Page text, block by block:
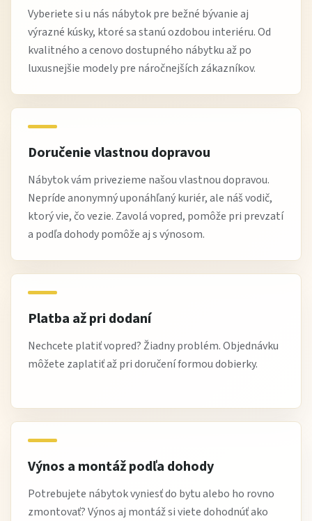
Vyberiete si u nás nábytok pre bežné bývanie aj
výrazné kúsky, ktoré sa stanú ozdobou interiéru. Od
kvalitného a cenovo dostupného nábytku až po
luxusnejšie modely pre náročnejších zákazníkov.
Doručenie vlastnou dopravou
Nábytok vám privezieme našou vlastnou dopravou.
Nepríde anonymný uponáhľaný kuriér, ale náš vodič,
ktorý vie, čo vezie. Zavolá vopred, pomôže pri prevzatí
a podľa dohody pomôže aj s výnosom.
Platba až pri dodaní
Nechcete platiť vopred? Žiadny problém. Objednávku
môžete zaplatiť až pri doručení formou dobierky.
Výnos a montáž podľa dohody
Potrebujete nábytok vyniesť do bytu alebo ho rovno
zmontovať? Výnos aj montáž si viete dohodnúť ako